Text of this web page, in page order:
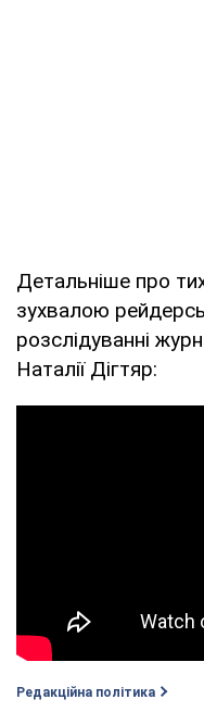
Детальніше про
зухвалою
розслідуванні
Наталії Дігтяр:
Редакційна політика